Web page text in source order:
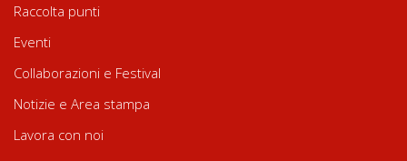
Raccolta punti
Eventi
Collaborazioni e Festival
Notizie e Area stampa
Lavora con noi